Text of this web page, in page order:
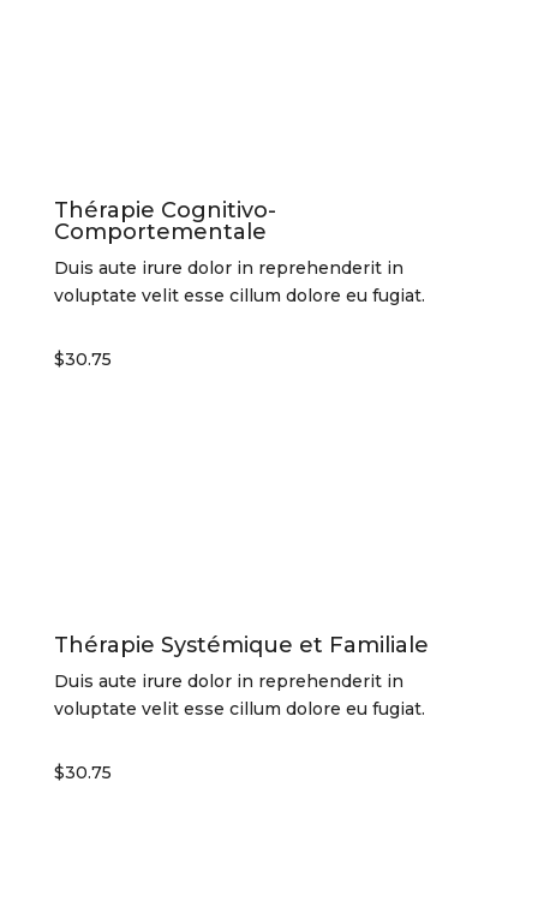
Thérapie Cognitivo-
Comportementale
Duis aute irure dolor in reprehenderit in
voluptate velit esse cillum dolore eu fugiat.
$30.75
Thérapie Systémique et Familiale
Duis aute irure dolor in reprehenderit in
voluptate velit esse cillum dolore eu fugiat.
$30.75